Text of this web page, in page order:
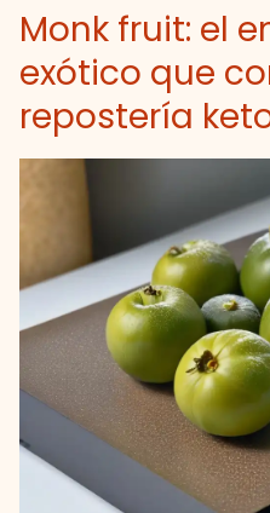
Monk fruit: el
exótico que
repostería